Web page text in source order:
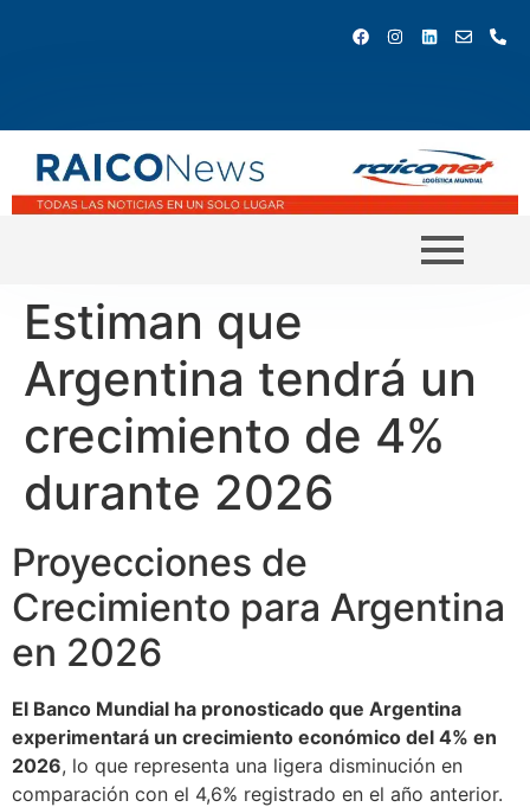
Estiman que
Argentina tendrá un
crecimiento de 4%
durante 2026
Proyecciones de
Crecimiento para Argentina
en 2026
El Banco Mundial ha pronosticado que Argentina
experimentará un crecimiento económico del 4% en
2026, lo que representa una ligera disminución en
comparación con el 4,6% registrado en el año anterior.